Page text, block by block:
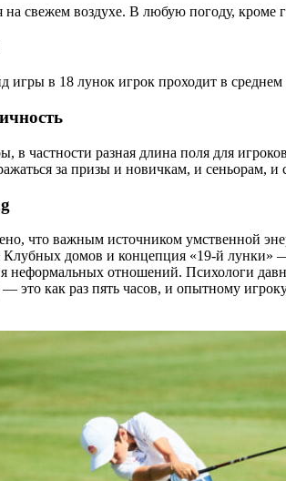
на свежем воздухе. В любую погоду, кроме
игры в 18 лунок игрок проходит в
в частности разная длина поля для
за призы и новичкам, и сеньорам, и
что важным источником умственной
Клубных домов и концепция «19-й лунки»
неформальных отношений. Психологи
это как раз пять часов, и опытному